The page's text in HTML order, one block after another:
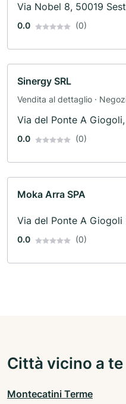
Via Nobel 8, 50019
0.0 (0)
Sinergy SRL
Vendita al dettaglio ·
Via del Ponte A
0.0 (0)
Moka Arra SPA
Via del Ponte A
0.0 (0)
Città vicino a te
Montecatini Terme